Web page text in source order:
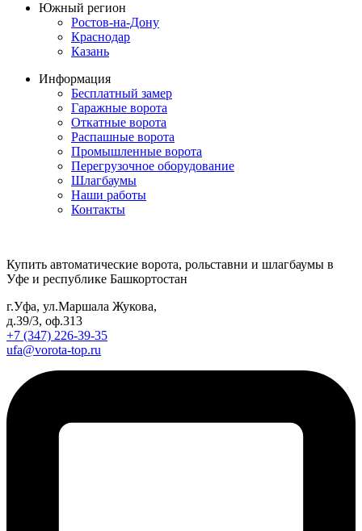
Южный регион
Ростов-на-Дону
Краснодар
Казань
Информация
Бесплатный замер
Гаражные ворота
Откатные ворота
Распашные ворота
Промышленные ворота
Перегрузочное оборудование
Шлагбаумы
Наши работы
Контакты
Купить автоматические ворота, рольставни и шлагбаумы в
Уфе и республике Башкортостан
г.Уфа, ул.Маршала Жукова,
д.39/3, оф.313
+7 (347) 226-39-35
ufa@vorota-top.ru